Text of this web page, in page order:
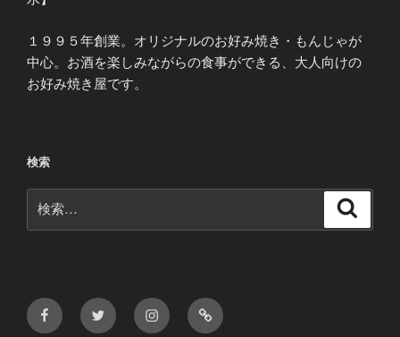
１９９５年創業。オリジナルのお好み焼き・もんじゃが
中心。お酒を楽しみながらの食事ができる、大人向けの
お好み焼き屋です。
検索
索:
FacebookTwitter Instagram
メ
ー